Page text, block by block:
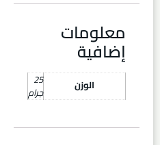
معلومات
إضافية
الوزن 25
جرام